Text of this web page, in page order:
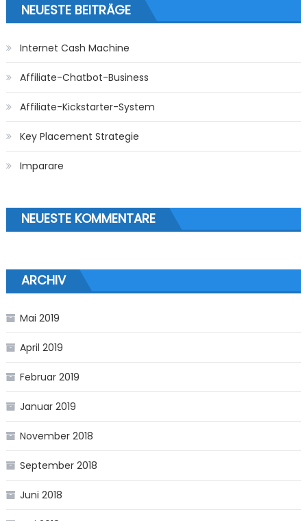
NEUESTE BEITRÄGE
Internet Cash Machine
Affiliate-Chatbot-Business
Affiliate-Kickstarter-System
Key Placement Strategie
Imparare
NEUESTE KOMMENTARE
ARCHIV
Mai 2019
April 2019
Februar 2019
Januar 2019
November 2018
September 2018
Juni 2018